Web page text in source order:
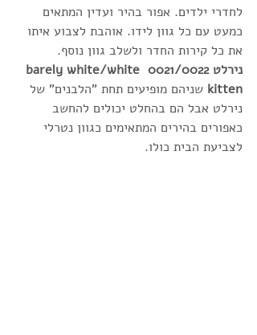
לחדרי ילדים. אפור בהיר ועדין המתאים
כמעט עם כל גוון לידו. אוהבת לצבוע איתו
את כל קירות החדר ולשלב גוון נוסף.
נירלט 0021/0022 barely white/white
kitten שניהם מופיעים תחת "הלבנים" של
נירלט אבל הם בהחלט יכולים להחשב
כאפורים בהירים המתאימים כגוון נטרלי
לצביעת הבית כולו.